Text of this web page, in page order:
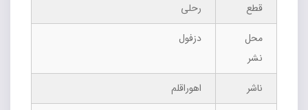
قطع
رحلی
محل
نشر
دزفول
ناشر
اهوراقلم